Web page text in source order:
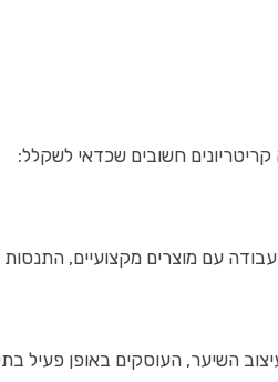
חשובים שכדאי לשקלל:
עם מוצרים מקצועיים,
השיער, העוסקים באופן פעיל